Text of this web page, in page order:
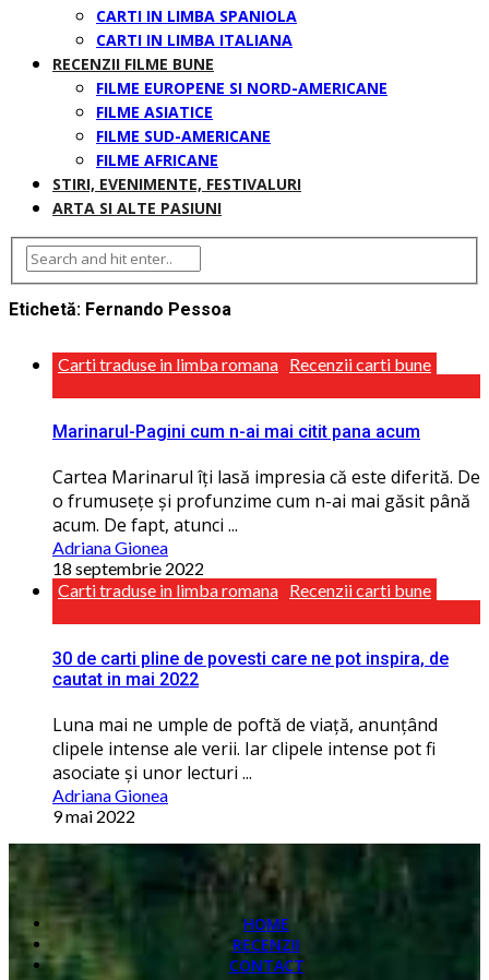
CARTI IN LIMBA SPANIOLA
CARTI IN LIMBA ITALIANA
RECENZII FILME BUNE
FILME EUROPENE SI NORD-AMERICANE
FILME ASIATICE
FILME SUD-AMERICANE
FILME AFRICANE
STIRI, EVENIMENTE, FESTIVALURI
ARTA SI ALTE PASIUNI
Etichetă: Fernando Pessoa
Carti traduse in limba romana Recenzii carti bune
Marinarul-Pagini cum n-ai mai citit pana acum
Cartea Marinarul îţi lasă impresia că este diferită. De
o frumuseţe și profunzime cum n-ai mai găsit până
acum. De fapt, atunci ...
Adriana Gionea
18 septembrie 2022
Carti traduse in limba romana Recenzii carti bune
30 de carti pline de povesti care ne pot inspira, de
cautat in mai 2022
Luna mai ne umple de poftă de viaţă, anunţând
clipele intense ale verii. Iar clipele intense pot fi
asociate și unor lecturi ...
Adriana Gionea
9 mai 2022
HOME
RECENZII
CONTACT